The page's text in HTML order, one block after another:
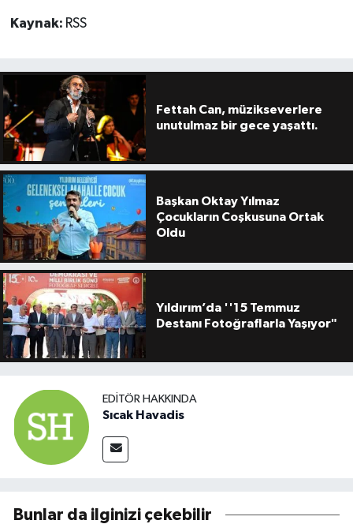
Kaynak: RSS
Fettah Can, müzikseverlere
unutulmaz bir gece yaşattı.
Başkan Oktay Yılmaz
Çocukların Coşkusuna Ortak
Oldu
Yıldırım’da ''15 Temmuz
Destanı Fotoğraflarla Yaşıyor"
EDITÖR HAKKINDA
Sıcak Havadis
Bunlar da ilginizi çekebilir